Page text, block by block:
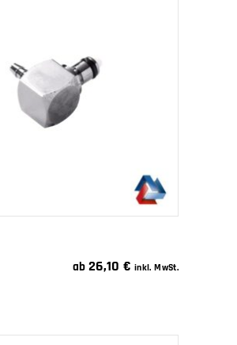
IN DEN WARENKORB
ab 26,10€ inkl. MwSt.